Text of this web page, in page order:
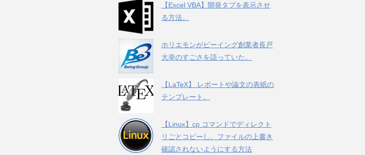
【Excel VBA】開発タブを表示させ
る方法。
ホリエモンがビーイング創業者長戸
大幸のすごさを語っていた。
【LaTeX】 レポートや論文の表紙の
テンプレート。
【Linux】cp コマンドでディレクト
リごとコピーし、ファイルの上書き
確認されないようにする方法